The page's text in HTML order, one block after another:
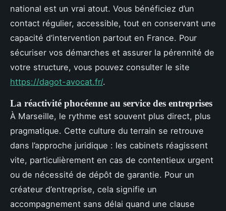
national est un vrai atout. Vous bénéficiez d’un
contact régulier, accessible, tout en conservant une
capacité d’intervention partout en France. Pour
sécuriser vos démarches et assurer la pérennité de
votre structure, vous pouvez consulter le site
https://dagot-avocat.fr/.
La réactivité phocéenne au service des entreprises
À Marseille, le rythme est souvent plus direct, plus
pragmatique. Cette culture du terrain se retrouve
dans l’approche juridique : les cabinets réagissent
vite, particulièrement en cas de contentieux urgent
ou de nécessité de dépôt de garantie. Pour un
créateur d’entreprise, cela signifie un
accompagnement sans délai quand une clause